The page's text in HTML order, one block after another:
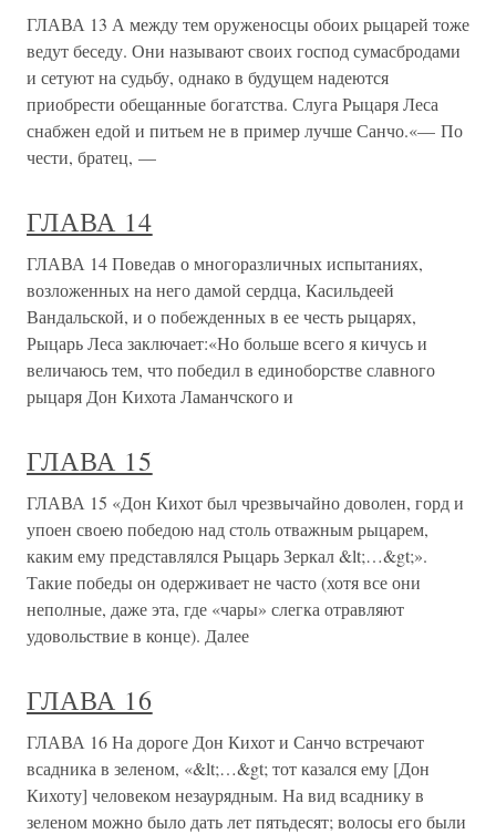
ГЛАВА 13 А между тем оруженосцы обоих рыцарей тоже
ведут беседу. Они называют своих господ сумасбродами
и сетуют на судьбу, однако в будущем надеются
приобрести обещанные богатства. Слуга Рыцаря Леса
снабжен едой и питьем не в пример лучше Санчо.«— По
чести, братец, —
ГЛАВА 14
ГЛАВА 14 Поведав о многоразличных испытаниях,
возложенных на него дамой сердца, Касильдеей
Вандальской, и о побежденных в ее честь рыцарях,
Рыцарь Леса заключает:«Но больше всего я кичусь и
величаюсь тем, что победил в единоборстве славного
рыцаря Дон Кихота Ламанчского и
ГЛАВА 15
ГЛАВА 15 «Дон Кихот был чрезвычайно доволен, горд и
упоен своею победою над столь отважным рыцарем,
каким ему представлялся Рыцарь Зеркал &lt;…&gt;».
Такие победы он одерживает не часто (хотя все они
неполные, даже эта, где «чары» слегка отравляют
удовольствие в конце). Далее
ГЛАВА 16
ГЛАВА 16 На дороге Дон Кихот и Санчо встречают
всадника в зеленом, «&lt;…&gt; тот казался ему [Дон
Кихоту] человеком незаурядным. На вид всаднику в
зеленом можно было дать лет пятьдесят; волосы его были